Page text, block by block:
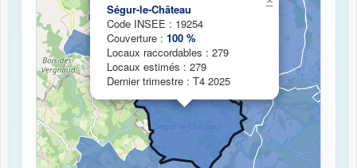
Ségur-le-Château
Code INSEE : 19254
Couverture : 100 %
Locaux raccordables : 279
Locaux estimés : 279
Dernier trimestre : T4 2025